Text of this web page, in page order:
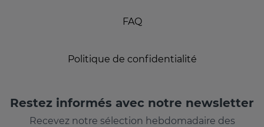
FAQ
Politique de confidentialité
Restez informés avec notre newsletter
Recevez notre sélection hebdomadaire des